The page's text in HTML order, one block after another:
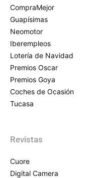
CompraMejor
Guapísimas
Neomotor
Iberempleos
Lotería de Navidad
Premios Oscar
Premios Goya
Coches de Ocasión
Tucasa
Revistas
Cuore
Digital Camera